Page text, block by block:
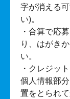
字が消える
い)。
・合算で応
り、はがき
い。
・クレジッ
個人情報部
置をとられ